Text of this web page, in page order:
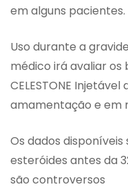
em alguns pacientes.
Uso durante a
médico irá avaliar os
CELESTONE
amamentação e em
Os dados
esteróides antes da
são controversos